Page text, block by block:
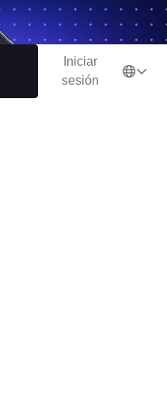
Iniciar
sesión